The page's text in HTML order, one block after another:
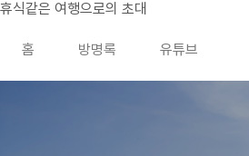
본문 바로가기
휴식같은 여행으로의 초대
홈 방명록 유튜브